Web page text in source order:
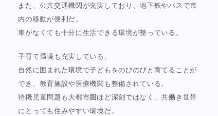
また、公共交通機関が充実しており、地下鉄やバスで市
内の移動が便利だ。
車がなくても十分に生活できる環境が整っている。
子育て環境も充実している。
自然に囲まれた環境で子どもをのびのびと育てることが
でき、教育施設や医療機関も整備されている。
待機児童問題も大都市圏ほど深刻ではなく、共働き世帯
にとっても住みやすい環境だ。